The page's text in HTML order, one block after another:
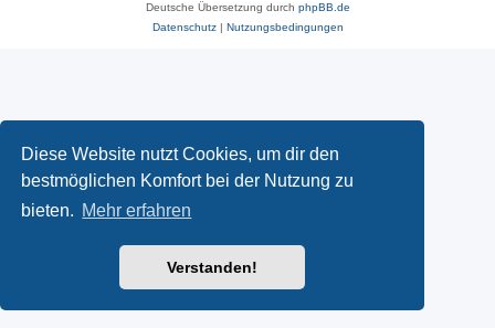
Diese Website nutzt Cookies, um dir den
bestmöglichen Komfort bei der Nutzung zu
bieten. Mehr erfahren
Verstanden!
Deutsche Übersetzung durch phpBB.de
Datenschutz | Nutzungsbedingungen